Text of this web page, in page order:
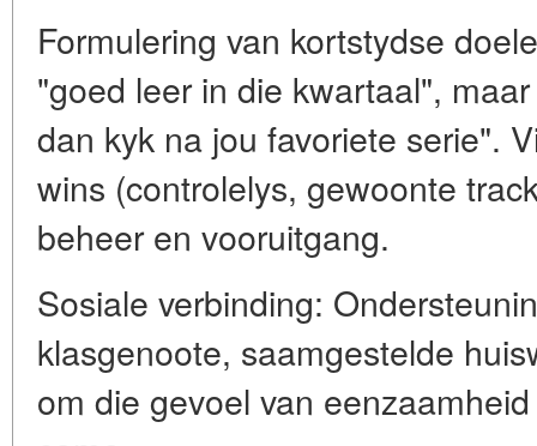
Formulering van kortstydse
"goed leer in die kwartaal",
dan kyk na jou favoriete serie".
wins (controlelys, gewoonte
beheer en vooruitgang.
Sosiale verbinding:
klasgenoote, saamgestelde
om die gevoel van